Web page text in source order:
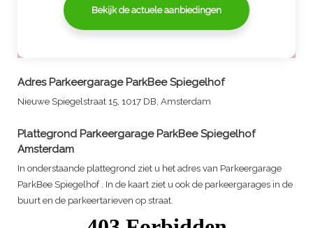
Bekijk de actuele aanbiedingen
Adres Parkeergarage ParkBee Spiegelhof
Nieuwe Spiegelstraat 15, 1017 DB, Amsterdam
Plattegrond Parkeergarage ParkBee Spiegelhof
Amsterdam
In onderstaande plattegrond ziet u het adres van Parkeergarage
ParkBee Spiegelhof . In de kaart ziet u ook de parkeergarages in de
buurt en de parkeertarieven op straat.